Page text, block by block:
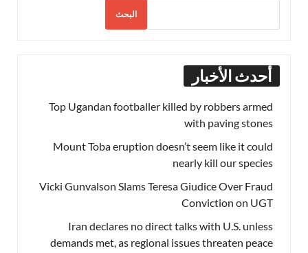
البحث
أحدث الأخبار
Top Ugandan footballer killed by robbers armed
with paving stones
Mount Toba eruption doesn’t seem like it could
nearly kill our species
Vicki Gunvalson Slams Teresa Giudice Over Fraud
Conviction on UGT
Iran declares no direct talks with U.S. unless
demands met, as regional issues threaten peace